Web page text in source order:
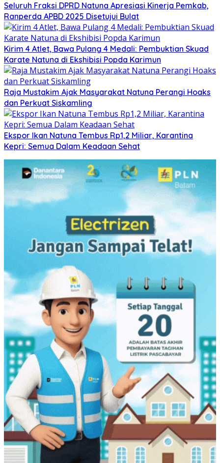
Seluruh Fraksi DPRD Natuna Apresiasi Kinerja Pemkab,
Ranperda APBD 2025 Disetujui Bulat
Kirim 4 Atlet, Bawa Pulang 4 Medali: Pembuktian Skuad
Karate Natuna di Ekshibisi Popda Karimun
Raja Mustakim Ajak Masyarakat Natuna Perangi Hoaks
dan Perkuat Siskamling
Ekspor Ikan Natuna Tembus Rp1,2 Miliar, Karantina
Kepri: Semua Dalam Keadaan Sehat